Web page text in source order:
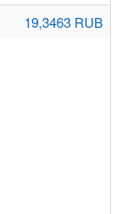
19,3463 RUB